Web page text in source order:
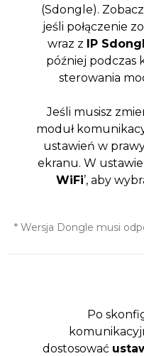
(Sdongle).
jeśli połączenie
wraz z IP
później podczas
sterowania
Jeśli musisz
moduł
ustawień w
ekranu. W
WiFi’, aby
* Wersja Dongle musi
Po
dostosować